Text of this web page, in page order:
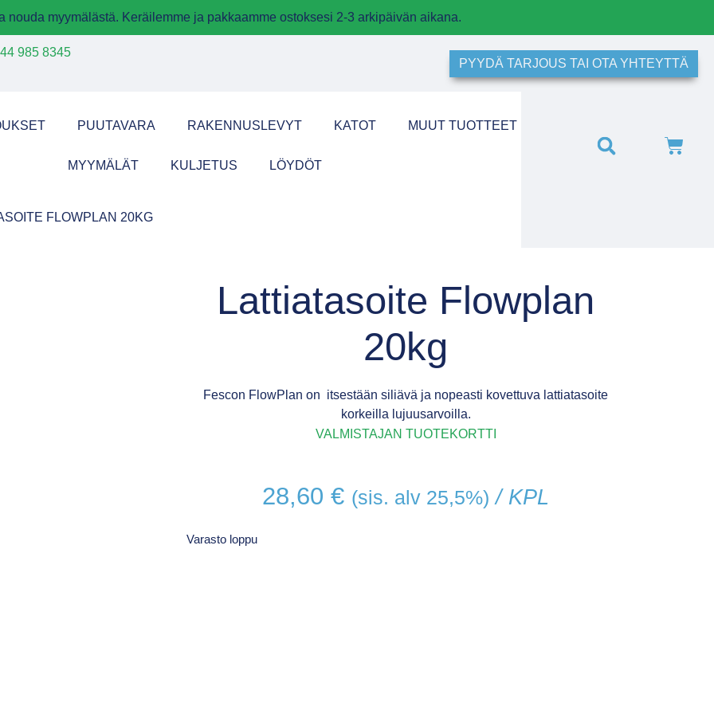
nouda myymälästä. Keräilemme ja pakkaamme ostoksesi 2-3 arkipäivän aikana.
985 8345
PYYDÄ TARJOUS TAI OTA YHTEYTTÄ
PUUTAVARA RAKENNUSLEVYT KATOT MUUT TUOTTEET
MYYMÄLÄT KULJETUS LÖYDÖT
FLOWPLAN 20KG
Lattiatasoite Flowplan
20kg
Fescon FlowPlan on itsestään siliävä ja nopeasti kovettuva lattiatasoite
korkeilla lujuusarvoilla.
VALMISTAJAN TUOTEKORTTI
28,60 € (sis. alv 25,5%) / KPL
Varasto loppu